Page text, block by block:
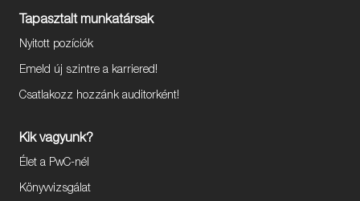
Tapasztalt munkatársak
Nyitott pozíciók
Emeld új szintre a karriered!
Csatlakozz hozzánk auditorként!
Kik vagyunk?
Élet a PwC-nél
Könyvvizsgálat